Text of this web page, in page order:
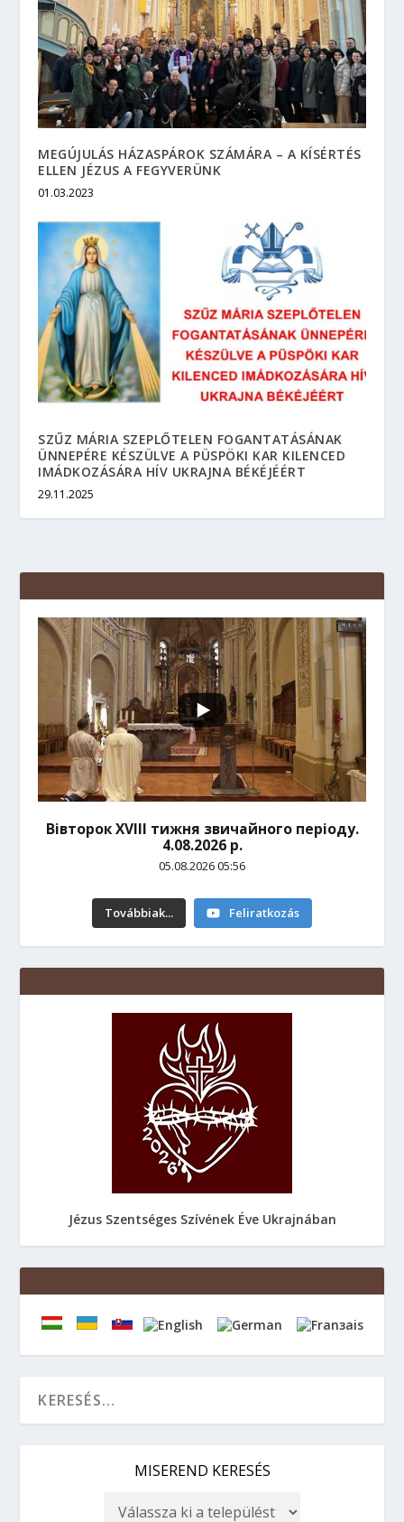
MEGÚJULÁS HÁZASPÁROK SZÁMÁRA – A KÍSÉRTÉS
ELLEN JÉZUS A FEGYVERÜNK
01.03.2023
SZŰZ MÁRIA SZEPLŐTELEN FOGANTATÁSÁNAK
ÜNNEPÉRE KÉSZÜLVE A PÜSPÖKI KAR KILENCED
IMÁDKOZÁSÁRA HÍV UKRAJNA BÉKÉJÉÉRT
29.11.2025
Вівторок ХVІІІ тижня звичайного періоду.
4.08.2026 р.
05.08.2026 05:56
Továbbiak... Feliratkozás
Jézus Szentséges Szívének Éve Ukrajnában
MISEREND KERESÉS